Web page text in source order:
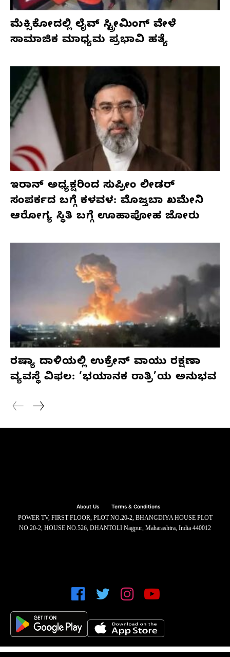
ಮೆಕ್ಸಿಕೋದಲ್ಲಿ ಲೈವ್ ಸ್ಟ್ರೀಮಿಂಗ್ ವೇಳೆ
ಸಾಮಾಜಿಕ ಮಾಧ್ಯಮ ಪ್ರಭಾವಿ ಹತ್ಯೆ
ಇರಾನ್ ಅಧ್ಯಕ್ಷರಿಂದ ಸುಪ್ರೀಂ ಲೀಡರ್
ಸಂಪರ್ಕದ ಬಗ್ಗೆ ಕಳವಳ: ಮೊಜ್ತಬಾ ಖಮೇನಿ
ಆರೋಗ್ಯ ಸ್ಥಿತಿ ಬಗ್ಗೆ ಊಹಾಪೋಹ ಜೋರು
ರಷ್ಯಾ ದಾಳಿಯಲ್ಲಿ ಉಕ್ರೇನ್ ವಾಯು ರಕ್ಷಣಾ
ವ್ಯವಸ್ಥೆ ವಿಫಲ: ‘ಭಯಾನಕ ರಾತ್ರಿ’ಯ ಅನುಭವ
About Us Terms & Conditions
POWER TV, FIRST FLOOR, PLOT NO.20-2, BHANGDIYA HOUSE PLOT
NO.20-2, HOUSE NO.526, DHANTOLI Nagpur, Maharashtra, India 440012